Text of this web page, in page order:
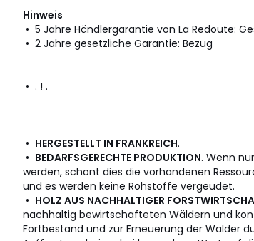
Hinweis
• 5 Jahre Händlergarantie von La Redoute:
• 2 Jahre gesetzliche Garantie: Bezug
• . ! .
• HERGESTELLT IN FRANKREICH.
• BEDARFSGERECHTE PRODUKTION. Wenn
werden, schont dies die vorhandenen
und es werden keine Rohstoffe vergeudet.
• HOLZ AUS NACHHALTIGER
nachhaltig bewirtschafteten Wäldern und
Fortbestand und zur Erneuerung der Wälder